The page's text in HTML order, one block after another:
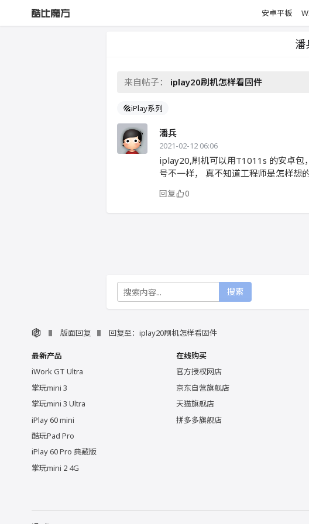
安卓平板
潘
来自帖子： iplay20刷机怎样看固件
iPlay系列
潘兵
2021-02-12 06:06
iplay20,刷机可以用T1011s 的安卓包
号不一样， 真不知道工程师是怎样想的
回复 0
搜索
版面回复 回复至：iplay20刷机怎样看固件
最新产品
iWork GT Ultra
掌玩mini 3
掌玩mini 3 Ultra
iPlay 60 mini
酷玩Pad Pro
iPlay 60 Pro 典藏版
掌玩mini 2 4G
在线购买
官方授权网店
京东自营旗舰店
天猫旗舰店
拼多多旗舰店